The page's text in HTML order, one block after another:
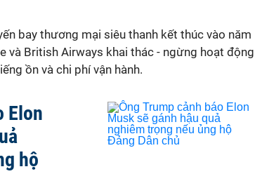
bay thương mại siêu thanh kết thúc vào năm
và British Airways khai thác - ngừng hoạt động
ồn và chi phí vận hành.
Elon
hộ